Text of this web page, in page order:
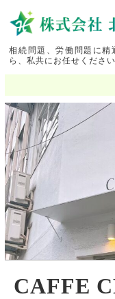
相続問題、労働問題に精
ら、私共にお任せください
CAFFE